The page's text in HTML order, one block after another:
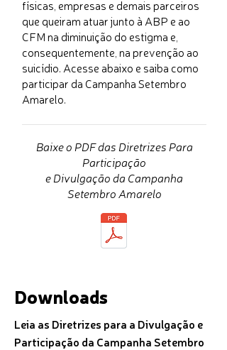
físicas, empresas e demais parceiros
que queiram atuar junto à ABP e ao
CFM na diminuição do estigma e,
consequentemente, na prevenção ao
suicídio. Acesse abaixo e saiba como
participar da Campanha Setembro
Amarelo.
Baixe o PDF das Diretrizes Para
Participação
e Divulgação da Campanha
Setembro Amarelo
Downloads
Leia as Diretrizes para a Divulgação e
Participação da Campanha Setembro